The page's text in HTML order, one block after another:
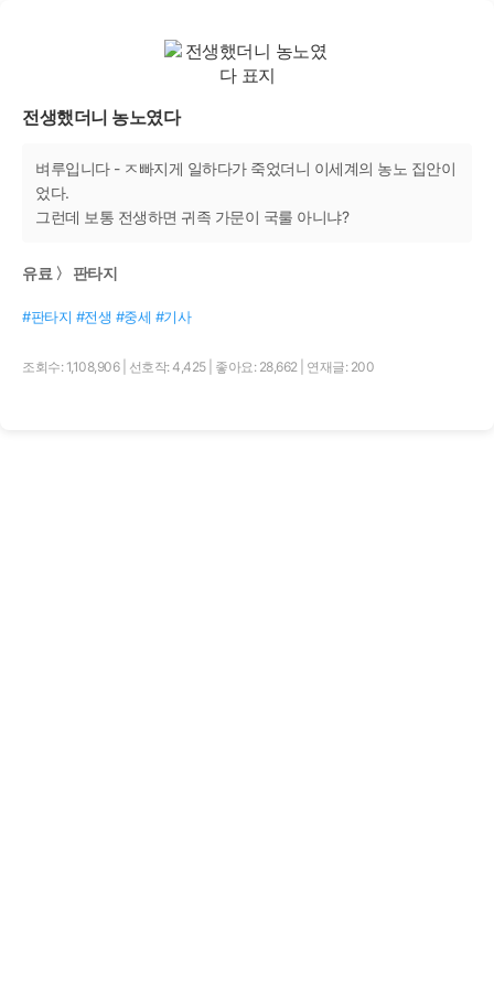
전생했더니 농노였다
벼루입니다 - ㅈ빠지게 일하다가 죽었더니 이세계의 농노 집안이
었다.
그런데 보통 전생하면 귀족 가문이 국룰 아니냐?
유료 〉 판타지
#판타지 #전생 #중세 #기사
조회수: 1,108,906 선호작: 4,425 좋아요: 28,662 연재글: 200